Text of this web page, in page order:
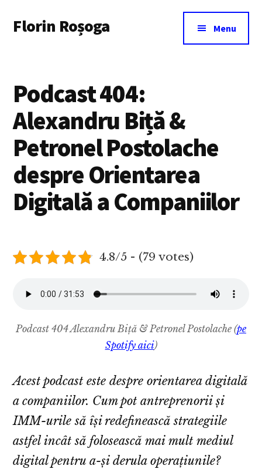
main
menu
Florin Roșoga Menu
Podcast 404:
Alexandru Biță &
Petronel Postolache
despre Orientarea
Digitală a Companiilor
4.8/5 - (79 votes)
Podcast 404 Alexandru Biță & Petronel Postolache (pe
Spotify aici)
Acest podcast este despre orientarea digitală
a companiilor. Cum pot antreprenorii și
IMM-urile să își redefinească strategiile
astfel incât să folosească mai mult mediul
digital pentru a-și derula operațiunile?